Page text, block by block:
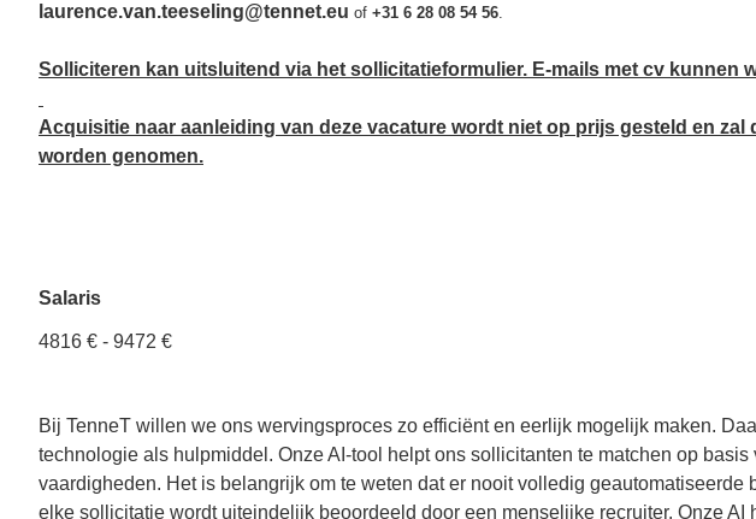
laurence.van.teeseling@tennet.eu of +31 6 28 08 54 56.
Solliciteren kan uitsluitend via het sollicitatieformulier. E-mails met cv kunnen
Acquisitie naar aanleiding van deze vacature wordt niet op prijs gesteld en zal
worden genomen.
Salaris
4816 € - 9472 €
Bij TenneT willen we ons wervingsproces zo efficiënt en eerlijk mogelijk maken.
technologie als hulpmiddel. Onze AI-tool helpt ons sollicitanten te matchen op
vaardigheden. Het is belangrijk om te weten dat er nooit volledig geautomatiseerde
elke sollicitatie wordt uiteindelijk beoordeeld door een menselijke recruiter. Onze AI